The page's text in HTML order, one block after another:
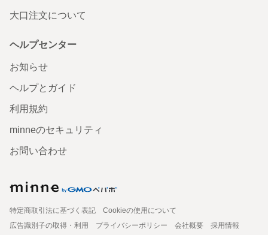
大口注文について
ヘルプセンター
お知らせ
ヘルプとガイド
利用規約
minneのセキュリティ
お問い合わせ
特定商取引法に基づく表記
Cookieの使用について
広告識別子の取得・利用
プライバシーポリシー 会社概要
採用情報